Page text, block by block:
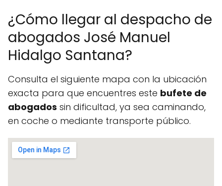
¿Cómo llegar al despacho de
abogados José Manuel
Hidalgo Santana?
Consulta el siguiente mapa con la ubicación
exacta para que encuentres este bufete de
abogados sin dificultad, ya sea caminando,
en coche o mediante transporte público.